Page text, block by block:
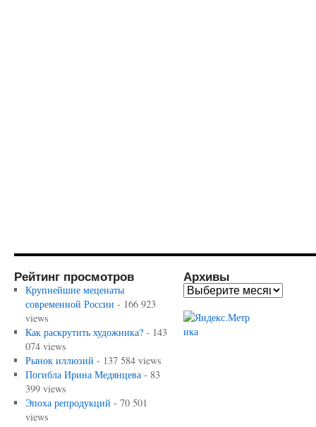
Рейтинг просмотров
Крупнейшие меценаты
современной России - 166 923
views
Как раскрутить художника?- 143
074 views
Рынок иллюзий - 137 584 views
Погибла Ирина Медянцева- 83
399 views
Эпоха репродукций - 70 501
views
Архивы